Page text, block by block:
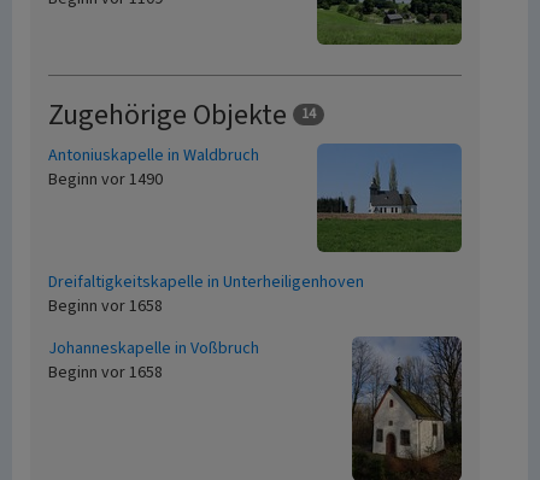
Zugehörige Objekte 14
Antoniuskapelle in Waldbruch
Beginn vor 1490
Dreifaltigkeitskapelle in Unterheiligenhoven
Beginn vor 1658
Johanneskapelle in Voßbruch
Beginn vor 1658